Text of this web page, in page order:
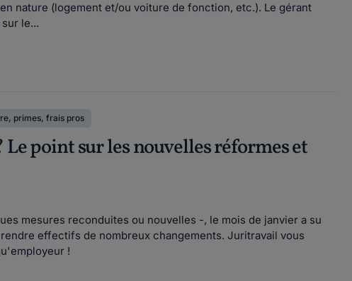
nature (logement et/ou voiture de fonction, etc.). Le gérant
le...
primes, frais pros
point sur les nouvelles réformes et
mesures reconduites ou nouvelles -, le mois de janvier a su
effectifs de nombreux changements. Juritravail vous
!